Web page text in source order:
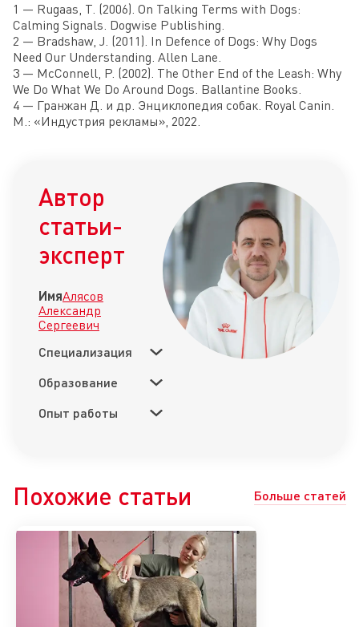
1 — Rugaas, T. (2006). On Talking Terms with Dogs:
Calming Signals. Dogwise Publishing.
2 — Bradshaw, J. (2011). In Defence of Dogs: Why Dogs
Need Our Understanding. Allen Lane.
3 — McConnell, P. (2002). The Other End of the Leash: Why
We Do What We Do Around Dogs. Ballantine Books.
4 — Гранжан Д. и др. Энциклопедия собак. Royal Canin.
М.: «Индустрия рекламы», 2022.
Автор
статьи-
эксперт
ИмяАлясов
Александр
Сергеевич
Специализация
Образование
Опыт работы
Похожие статьи Больше статей